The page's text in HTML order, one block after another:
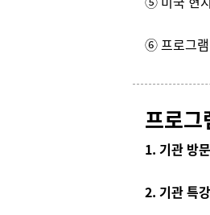
⑥ 프로그램
프로
1. 기관 방
2. 기관 특